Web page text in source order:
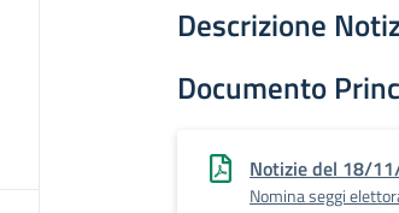
Descrizione
Documento
Notizie del 18/
Nomina seggi